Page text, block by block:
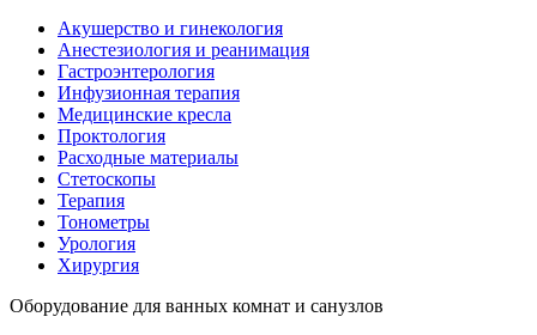
Акушерство и гинекология
Анестезиология и реанимация
Гастроэнтерология
Инфузионная терапия
Медицинские кресла
Проктология
Расходные материалы
Стетоскопы
Терапия
Тонометры
Урология
Хирургия
Оборудование для ванных комнат и санузлов